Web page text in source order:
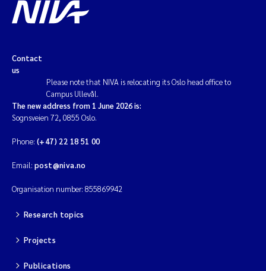
Contact
us
Please note that NIVA is relocating its Oslo head office to
Campus Ullevål.
The new address from 1 June 2026 is:
Sognsveien 72, 0855 Oslo.
Phone: (+47) 22 18 51 00
Email: post@niva.no
Organisation number: 855869942
Research topics
Projects
Publications